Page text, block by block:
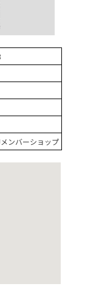
ンバーショップ